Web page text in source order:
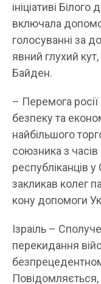
ініціативі
включала
голосуванні за
явний глухий
Байден.
– Перемога росії
безпеку та
найбільшого
союзника з часів
республіканців
закликав колег
кону допомоги
Ізраіль –
перекидання